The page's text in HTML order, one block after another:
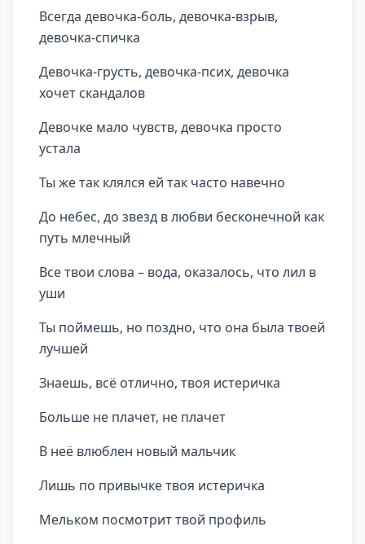
Всегда девочка-боль, девочка-взрыв,
девочка-спичка
Девочка-грусть, девочка-псих, девочка
хочет скандалов
Девочке мало чувств, девочка просто
устала
Ты же так клялся ей так часто навечно
До небес, до звезд в любви бесконечной как
путь млечный
Все твои слова – вода, оказалось, что лил в
уши
Ты поймешь, но поздно, что она была твоей
лучшей
Знаешь, всё отлично, твоя истеричка
Больше не плачет, не плачет
В неё влюблен новый мальчик
Лишь по привычке твоя истеричка
Мельком посмотрит твой профиль